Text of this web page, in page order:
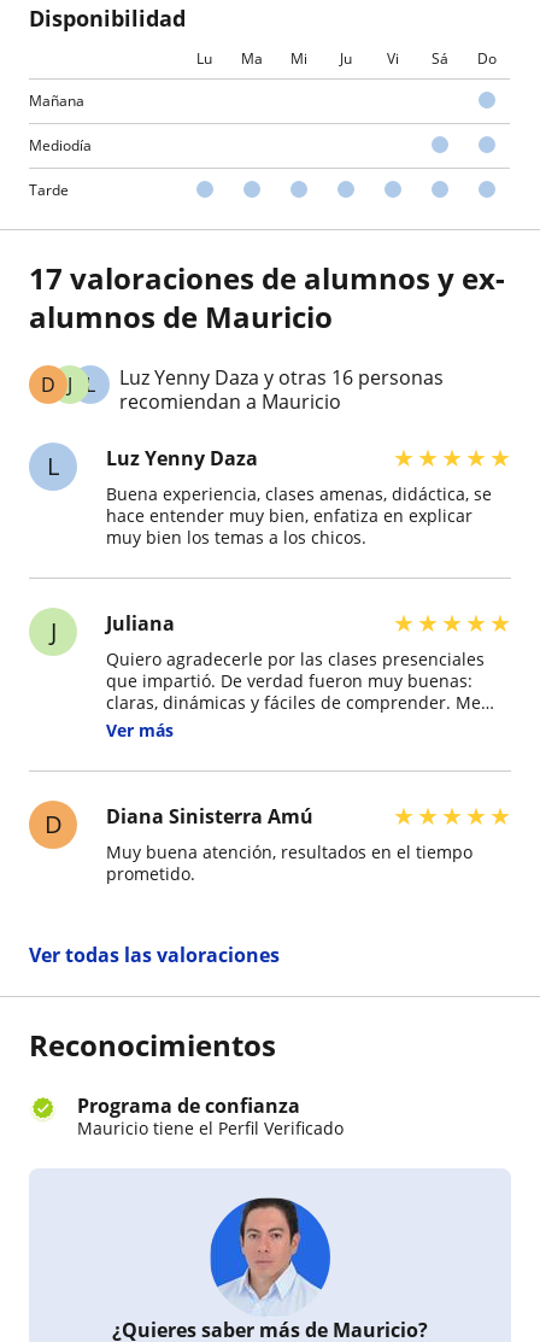
Disponibilidad
Lu Ma Mi Ju Vi Sá Do
Mañana
Mediodía
Tarde
17 valoraciones de alumnos y ex-
alumnos de Mauricio
L
J
D
Luz Yenny Daza y otras 16 personas
recomiendan a Mauricio
L Luz Yenny Daza ★★★★★
Buena experiencia, clases amenas, didáctica, se
hace entender muy bien, enfatiza en explicar
muy bien los temas a los chicos.
J Juliana ★★★★★
Quiero agradecerle por las clases presenciales
que impartió. De verdad fueron muy buenas:
claras, dinámicas y fáciles de comprender. Me
gustó mucho la forma en que explicó los temas y
Gracias a su manera de enseñar, pude aprender
Ver más
D Diana Sinisterra Amú ★★★★★
Muy buena atención, resultados en el tiempo
prometido.
Ver todas las valoraciones
Reconocimientos
Programa de confianza
Mauricio tiene el Perfil Verificado
¿Quieres saber más de Mauricio?